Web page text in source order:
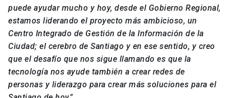
puede ayudar mucho y hoy, desde el Gobierno Regional,
estamos liderando el proyecto más ambicioso, un
Centro Integrado de Gestión de la Información de la
Ciudad; el cerebro de Santiago y en ese sentido, y creo
que el desafío que nos sigue llamando es que la
tecnología nos ayude también a crear redes de
personas y liderazgo para crear más soluciones para el